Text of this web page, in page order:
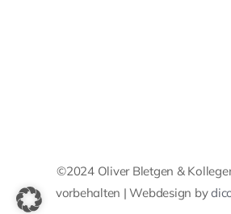
©2024 Oliver Bletgen &
vorbehalten | Webdesign by